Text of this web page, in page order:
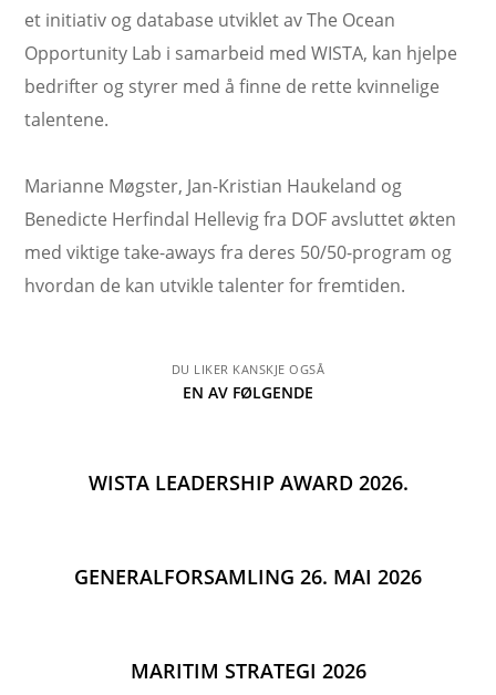
et initiativ og database utviklet av The Ocean
Opportunity Lab i samarbeid med WISTA, kan hjelpe
bedrifter og styrer med å finne de rette kvinnelige
talentene.
Marianne Møgster, Jan-Kristian Haukeland og
Benedicte Herfindal Hellevig fra DOF avsluttet økten
med viktige take-aways fra deres 50/50-program og
hvordan de kan utvikle talenter for fremtiden.
DU LIKER KANSKJE OGSÅ
EN AV FØLGENDE
WISTA LEADERSHIP AWARD 2026.
GENERALFORSAMLING 26. MAI 2026
MARITIM STRATEGI 2026